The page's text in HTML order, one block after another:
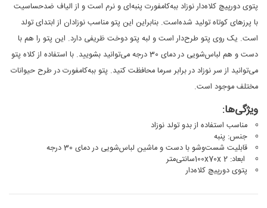
پتوی دورپیچ کلاه‌دار نوزاد ببه‌کامفورت پنبه‌ای و نرم است و از الیاف ضد‌حساسیت
با پرزهای کوتاه تولید شده‌است. بنابراین این پتو مناسب نوزادان از ابتدای تولد
است. یک روی پتو طرح‌‌دار است و لبه پتو دوخت ظریفی دارد. این پتو را هم با
دست و هم لباس‌شویی در دمای 30 درجه می‌توانید بشویید. با استفاده از کلاه پتو
می‌توانید از سر نوزاد در برابر سرما محافظت کنید. پتو ببه‌کامفورت در طرح حیوانات
مختلف موجود است.
ویژگی‌ها:
مناسب استفاده از بدو تولد نوزاد
جنس: پنبه
قابلیت شست‌وشو با دست و ماشین لباس‌شویی در دمای 30 درجه
ابعاد: 100x70x 2سانتی‌متر
پتوی دورپیچ کلاه‌دار